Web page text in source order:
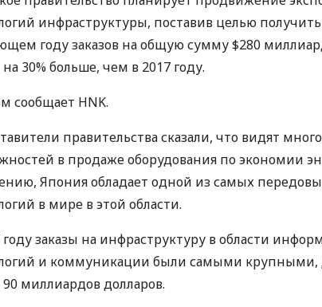
инфраструктуры, поставив целью
году заказов на общую сумму $280
30% больше, чем в 2017 году.
сообщает HNK.
правительства сказали, что видят много
в продаже оборудования по экономии
Япония обладает одной из самых
в мире в этой области.
году заказы на инфраструктуру в области
и коммуникации были самыми крупными,
миллиардов долларов.